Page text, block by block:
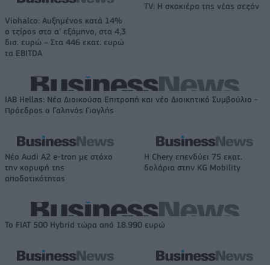
Viohalco: Αυξημένος κατά 14%
ο τζίρος στο α' εξάμηνο, στα 4,3
δισ. ευρώ – Στα 446 εκατ. ευρώ
τα EBITDA
TV: Η σκακιέρα της νέας σεζόν
IAB Hellas: Νέα Διοικούσα Επιτροπή και νέο Διοικητικό Συμβούλιο -
Πρόεδρος ο Γαληνός Γιαγλής
Νέο Audi A2 e-tron με στόχο
την κορυφή της
αποδοτικότητας
Η Chery επενδύει 75 εκατ.
δολάρια στην KG Mobility
Το FIAT 500 Hybrid τώρα από 18.990 ευρώ